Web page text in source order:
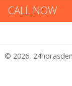
Tyson W
1 – No
CALL NOW
© 2026,